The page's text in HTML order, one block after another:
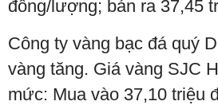
đồng/lượng; bán ra 37,45
Công ty vàng bạc đá quý
vàng tăng. Giá vàng SJC
mức: Mua vào 37,10 triệu